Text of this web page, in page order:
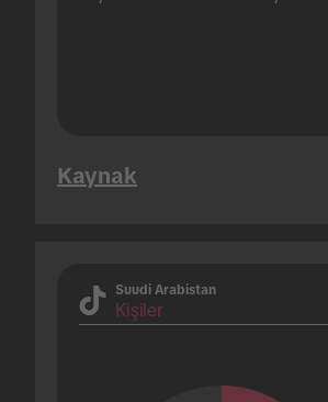
Kaynak
Suudi Arabistan
Kişiler